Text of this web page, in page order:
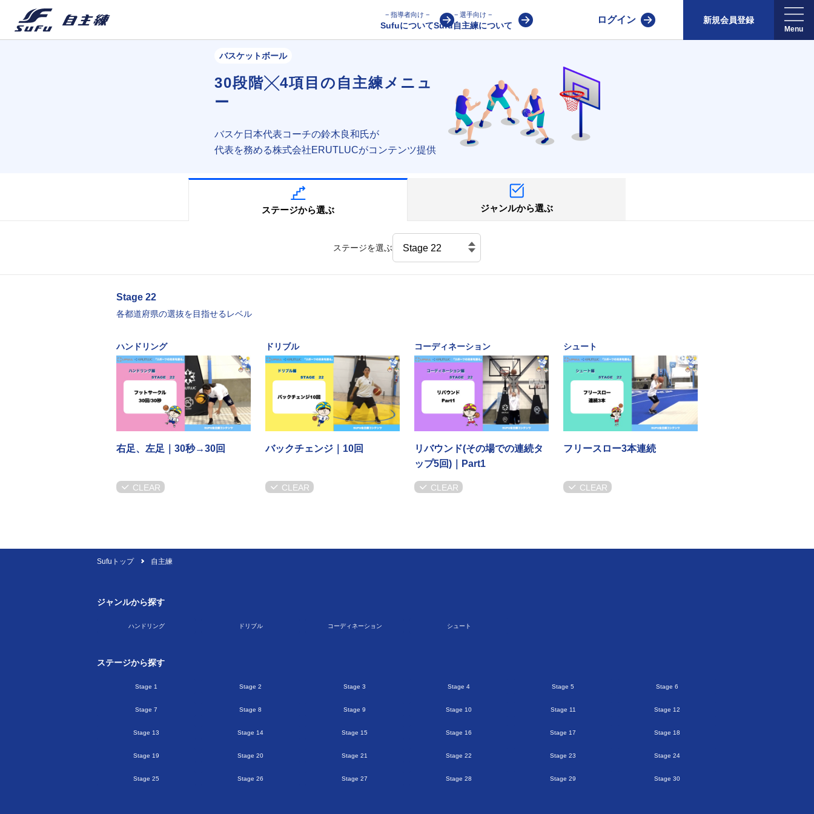
− 指導者向け −
Sufuについて
− 選手向け −
Sufu自主練について
ログイン 新規会員登録
バスケットボール
30段階╳4項目の 自主練メニュ
ー
バスケ日本代表コーチの鈴木良和氏が
代表を務める株式会社ERUTLUCがコンテンツ提供
ステージから選ぶ ジャンルから選ぶ
ステージを選ぶ
Stage 22
各都道府県の選抜を目指せるレベル
ハンドリング
右足、左足｜30秒→30回
CLEAR
ドリブル
バックチェンジ｜10回
CLEAR
コーディネーション
リバウンド(その場での連続タ
ップ5回)｜Part1
CLEAR
シュート
フリースロー3本連続
CLEAR
Sufuトップ 自主練
ジャンルから探す
ハンドリング ドリブル コーディネーション シュート
ステージから探す
Stage 1 Stage 2 Stage 3 Stage 4 Stage 5 Stage 6
Stage 7 Stage 8 Stage 9 Stage 10 Stage 11 Stage 12
Stage 13 Stage 14 Stage 15 Stage 16 Stage 17 Stage 18
Stage 19 Stage 20 Stage 21 Stage 22 Stage 23 Stage 24
Stage 25 Stage 26 Stage 27 Stage 28 Stage 29 Stage 30